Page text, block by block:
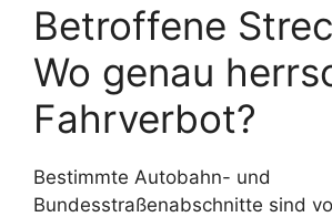
Betroffene
Wo genau
Fahrverbot?
Bestimmte Autobahn- und
Bundesstraßenabschnitte sind